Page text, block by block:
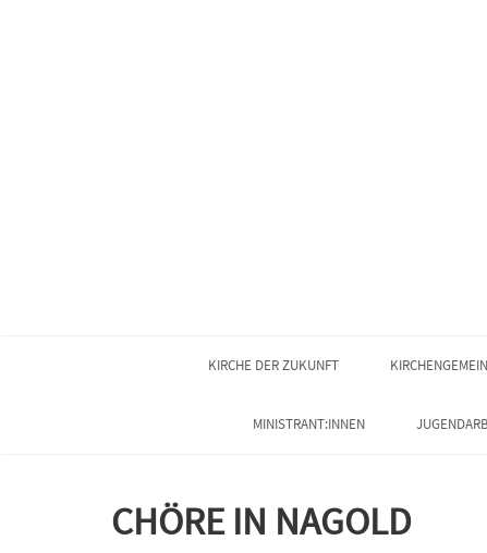
KIRCHE DER ZUKUNFT
MINISTRANT:INNEN
CHÖRE IN NAGOLD